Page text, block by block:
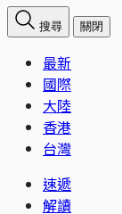
搜尋 關閉
最新
國際
大陸
香港
台灣
速遞
解讀